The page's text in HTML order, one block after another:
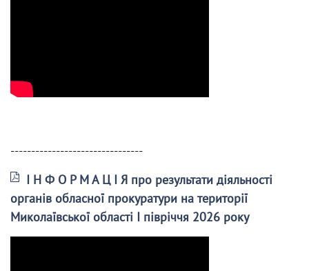
--------------------------------
І Н Ф О Р М А Ц І Я про результати діяльності
органів обласної прокуратури на території
Миколаївської області І півріччя 2026 року